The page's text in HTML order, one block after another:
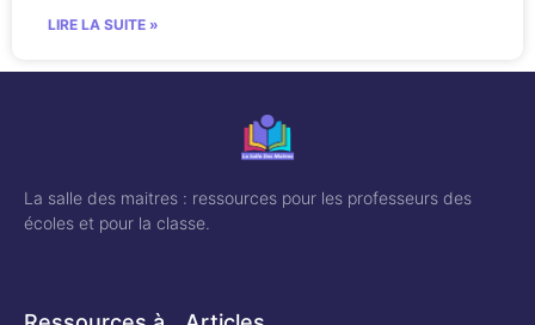
LIRE LA SUITE »
La salle des maitres : ressources pour les professeurs des
écoles et pour la classe.